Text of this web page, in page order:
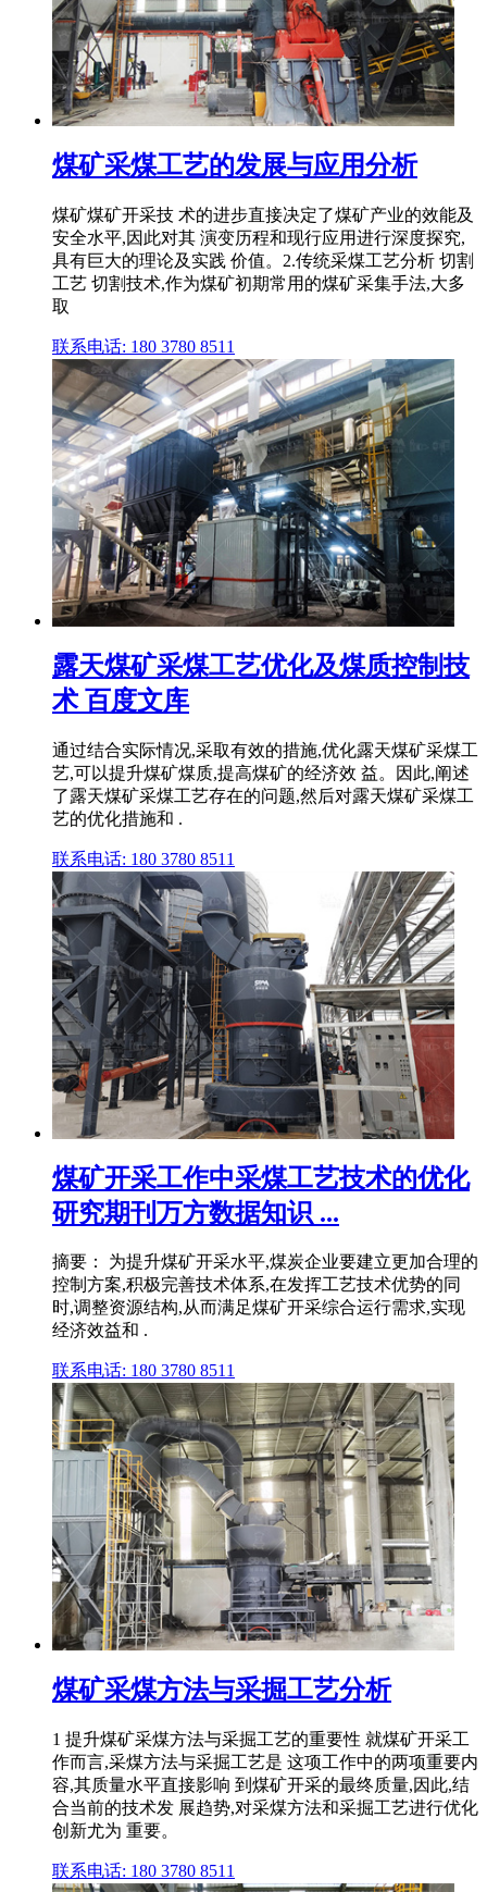
煤矿采煤工艺的发展与应用分析
煤矿煤矿开采技 术的进步直接决定了煤矿产业的效能及
安全水平,因此对其 演变历程和现行应用进行深度探究,
具有巨大的理论及实践 价值。2.传统采煤工艺分析 切割
工艺 切割技术,作为煤矿初期常用的煤矿采集手法,大多
取
联系电话: 180 3780 8511
露天煤矿采煤工艺优化及煤质控制技
术 百度文库
通过结合实际情况,采取有效的措施,优化露天煤矿采煤工
艺,可以提升煤矿煤质,提高煤矿的经济效 益。因此,阐述
了露天煤矿采煤工艺存在的问题,然后对露天煤矿采煤工
艺的优化措施和 .
联系电话: 180 3780 8511
煤矿开采工作中采煤工艺技术的优化
研究期刊万方数据知识 ...
摘要： 为提升煤矿开采水平,煤炭企业要建立更加合理的
控制方案,积极完善技术体系,在发挥工艺技术优势的同
时,调整资源结构,从而满足煤矿开采综合运行需求,实现
经济效益和 .
联系电话: 180 3780 8511
煤矿采煤方法与采掘工艺分析
1 提升煤矿采煤方法与采掘工艺的重要性 就煤矿开采工
作而言,采煤方法与采掘工艺是 这项工作中的两项重要内
容,其质量水平直接影响 到煤矿开采的最终质量,因此,结
合当前的技术发 展趋势,对采煤方法和采掘工艺进行优化
创新尤为 重要。
联系电话: 180 3780 8511